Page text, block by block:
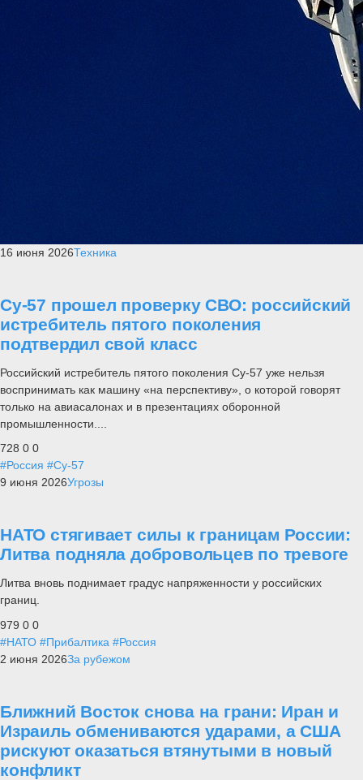
16 июня 2026Техника
Су-57 прошел проверку СВО: российский
истребитель пятого поколения
подтвердил свой класс
Российский истребитель пятого поколения Су-57 уже нельзя
воспринимать как машину «на перспективу», о которой говорят
только на авиасалонах и в презентациях оборонной
промышленности....
728 0 0
#Россия #Су-57
9 июня 2026Угрозы
НАТО стягивает силы к границам России:
Литва подняла добровольцев по тревоге
Литва вновь поднимает градус напряженности у российских
границ.
979 0 0
#НАТО #Прибалтика #Россия
2 июня 2026За рубежом
Ближний Восток снова на грани: Иран и
Израиль обмениваются ударами, а США
рискуют оказаться втянутыми в новый
конфликт